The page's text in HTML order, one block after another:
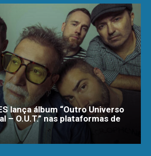
lança álbum “Outro Universo
– O.U.T.” nas plataformas de